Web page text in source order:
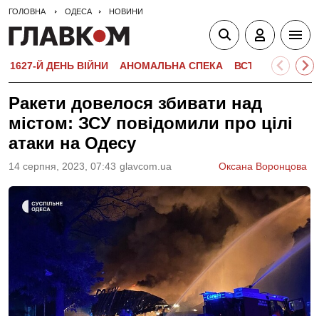
ГОЛОВНА ОДЕСА НОВИНИ
1627-Й ДЕНЬ ВІЙНИ АНОМАЛЬНА СПЕКА ВСТУПНА
Ракети довелося збивати над
містом: ЗСУ повідомили про цілі
атаки на Одесу
14 серпня, 2023, 07:43 glavcom.ua Оксана Воронцова